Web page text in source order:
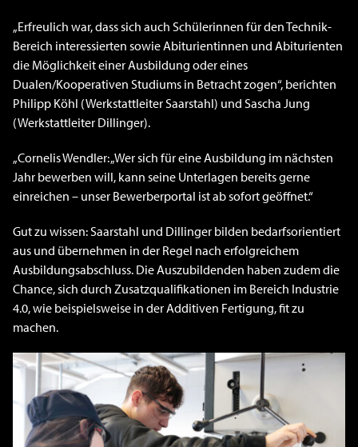
„Erfreulich war, dass sich auch Schülerinnen für den Technik-
Bereich interessierten sowie Abiturientinnen und Abiturienten
die Möglichkeit einer Ausbildung oder eines
Dualen/Kooperativen Studiums in Betracht zogen“, berichten
Philipp Köhl (Werkstattleiter Saarstahl) und Sascha Jung
(Werkstattleiter Dillinger).
„Cornelis Wendler: „Wer sich für eine Ausbildung im nächsten
Jahr bewerben will, kann seine Unterlagen bereits gerne
einreichen – unser Bewerberportal ist ab sofort geöffnet.“
Gut zu wissen: Saarstahl und Dillinger bilden bedarfsorientiert
aus und übernehmen in der Regel nach erfolgreichem
Ausbildungsabschluss. Die Auszubildenden haben zudem die
Chance, sich durch Zusatzqualifikationen im Bereich Industrie
4.0, wie beispielsweise in der Additiven Fertigung, fit zu
machen.